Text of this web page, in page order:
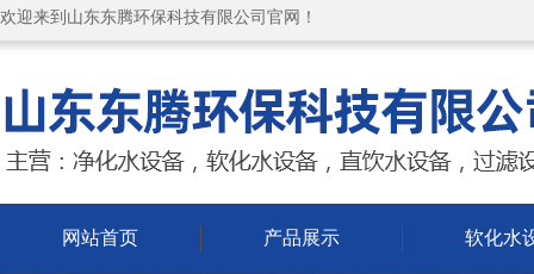
欢迎来到山东东腾环保科技有限公司官网！
网站首页 产品展示 软化水